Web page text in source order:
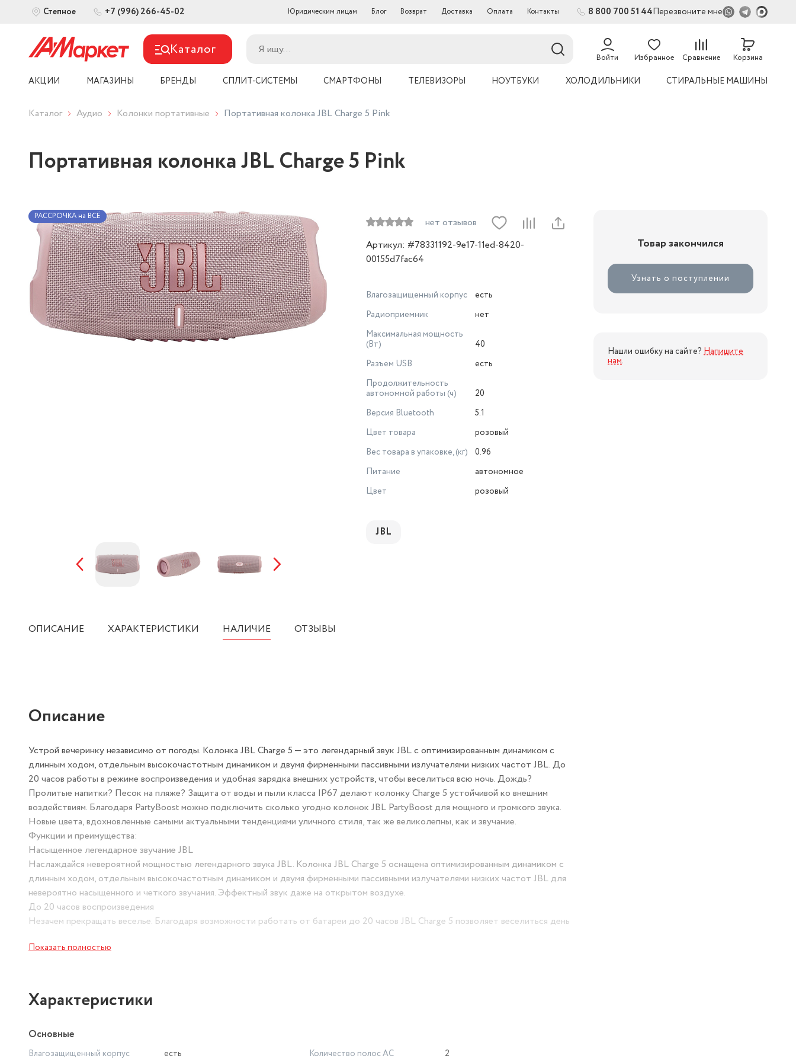
Степное +7 (996) 266-45-02 Юридическим лицам Блог Возврат Доставка Оплата Контакты 8 800 700 51 44Перезвоните мне
Каталог Войти Избранное Сравнение
54
Корзина
АКЦИИ МАГАЗИНЫ БРЕНДЫ СПЛИТ-СИСТЕМЫ СМАРТФОНЫ ТЕЛЕВИЗОРЫ НОУТБУКИ ХОЛОДИЛЬНИКИ СТИРАЛЬНЫЕ МАШИНЫ
Каталог Аудио Колонки портативные Портативная колонка JBL Charge 5 Pink
Портативная колонка JBL Charge 5 Pink
РАССРОЧКА на ВСЁ
нет отзывов
Артикул: #78331192-9e17-11ed-8420-
00155d7fac64
Влагозащищенный корпус
есть
Радиоприемник
нет
Максимальная мощность
(Вт)
40
Разъем USB
есть
Продолжительность
автономной работы (ч)
20
Версия Bluetooth
5.1
Цвет товара
розовый
Вес товара в упаковке, (кг)
0.96
Питание
автономное
Цвет
розовый
JBL
Товар закончился
Узнать о поступлении
Нашли ошибку на сайте? Напишите
нам.
ОПИСАНИЕ ХАРАКТЕРИСТИКИ НАЛИЧИЕ ОТЗЫВЫ
Описание
Устрой вечеринку независимо от погоды. Колонка JBL Charge 5 — это легендарный звук JBL с оптимизированным динамиком с
длинным ходом, отдельным высокочастотным динамиком и двумя фирменными пассивными излучателями низких частот JBL. До
20 часов работы в режиме воспроизведения и удобная зарядка внешних устройств, чтобы веселиться всю ночь. Дождь?
Пролитые напитки? Песок на пляже? Защита от воды и пыли класса IP67 делают колонку Charge 5 устойчивой ко внешним
воздействиям. Благодаря PartyBoost можно подключить сколько угодно колонок JBL PartyBoost для мощного и громкого звука.
Новые цвета, вдохновленные самыми актуальными тенденциями уличного стиля, так же великолепны, как и звучание.
Функции и преимущества:
Насыщенное легендарное звучание JBL
Наслаждайся невероятной мощностью легендарного звука JBL. Колонка JBL Charge 5 оснащена оптимизированным динамиком с
длинным ходом, отдельным высокочастотным динамиком и двумя фирменными пассивными излучателями низких частот JBL для
невероятно насыщенного и четкого звучания. Эффектный звук даже на открытом воздухе.
До 20 часов воспроизведения
Незачем прекращать веселье. Благодаря возможности работать от батареи до 20 часов JBL Charge 5 позволяет веселиться день
Защита от воды и пыли класса IP67
Подключай к колонке одновременно 2 смартфона или планшета и наслаждайся легендарным звуком JBL.
Оттягивайся по полной с PartyBoost
незабываемой вечеринки.
Возможность зарядки внешних устройств
Показать полностью
Характеристики
Основные
Влагозащищенный корпус
есть
Количество полос AC
2